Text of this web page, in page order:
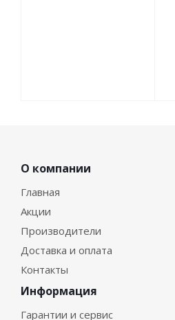
О компании
Главная
Акции
Производители
Доставка и оплата
Контакты
Информация
Гарантии и сервис